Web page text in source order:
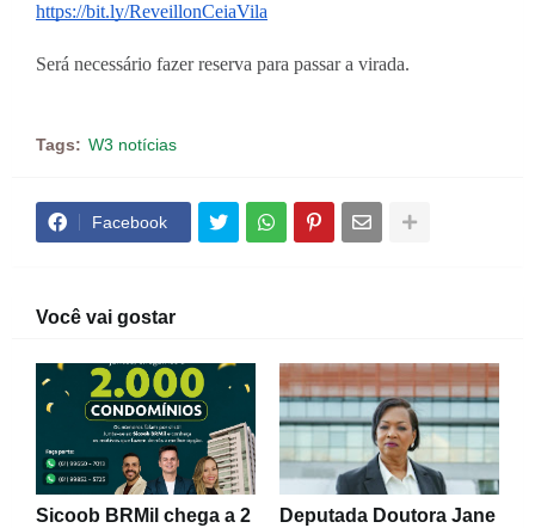
https://bit.ly/ReveillonCeiaVila
Será necessário fazer reserva para passar a virada.
Tags: W3 notícias
Facebook
Você vai gostar
Sicoob BRMil chega a 2
Deputada Doutora Jane